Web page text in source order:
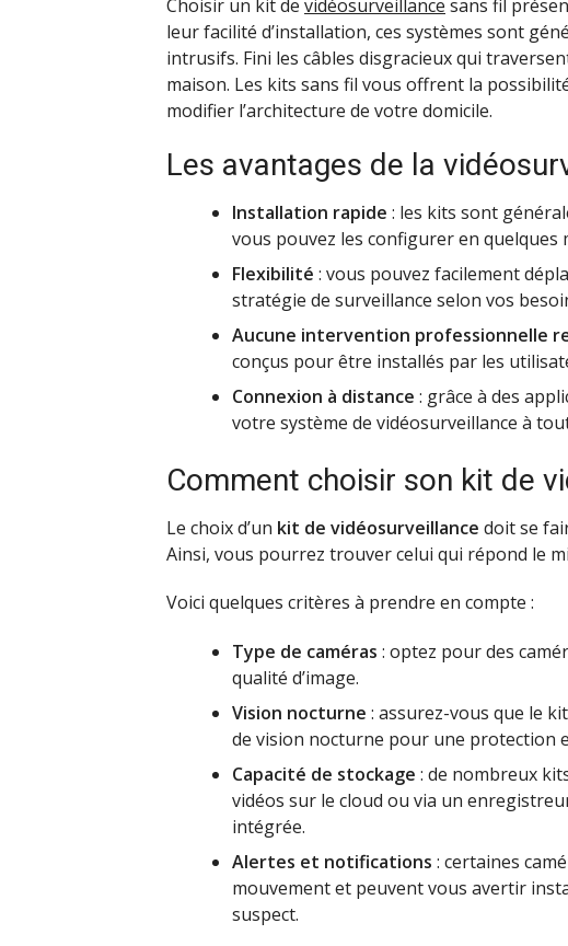
Choisir un kit de vidéosurveillance sans fil
leur facilité d’installation, ces systèmes sont
intrusifs. Fini les câbles disgracieux qui
maison. Les kits sans fil vous offrent la
modifier l’architecture de votre domicile.
Les avantages de la
Installation rapide : les kits sont
vous pouvez les configurer en quelques
Flexibilité : vous pouvez facilement
stratégie de surveillance selon vos
Aucune intervention professionnelle
conçus pour être installés par les
Connexion à distance : grâce à des
votre système de vidéosurveillance à
Comment choisir son kit de
Le choix d’un kit de vidéosurveillance doit se
Ainsi, vous pourrez trouver celui qui répond le
Voici quelques critères à prendre en compte :
Type de caméras : optez pour des
qualité d’image.
Vision nocturne : assurez-vous que le
de vision nocturne pour une protection
Capacité de stockage : de nombreux
vidéos sur le cloud ou via un
intégrée.
Alertes et notifications : certaines
mouvement et peuvent vous avertir
suspect.